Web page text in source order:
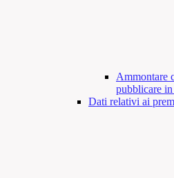
Ammontare
pubblicare
Dati relativi ai